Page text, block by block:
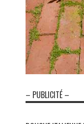
– PUBLICITÉ –